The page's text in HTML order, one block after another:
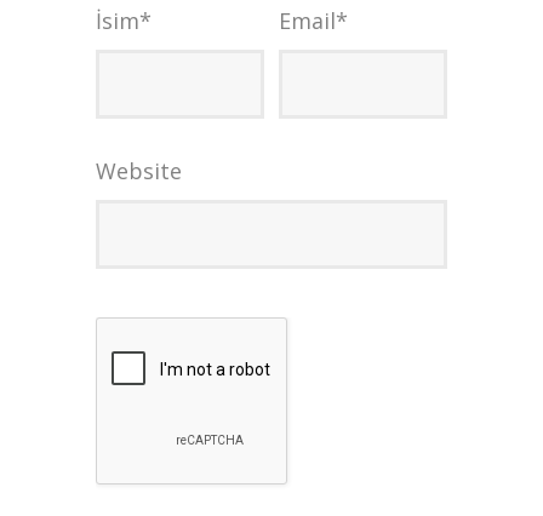
İsim* Email*
Website